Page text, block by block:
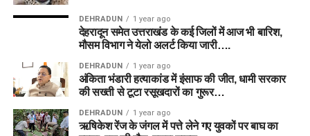
DEHRADUN 1 year ago
देहरादून समेत उत्तराखंड के कई जिलों में आज भी बारिश,
मौसम विभाग ने येलो अलर्ट किया जारी….
DEHRADUN 1 year ago
अंकिता भंडारी हत्याकांड में इंसाफ की जीत, धामी सरकार
की सख्ती से टूटा रसूखदारों का गुरूर…
DEHRADUN 1 year ago
ऋषिकेश रेंज के जंगल में पत्ते लेने गए युवकों पर बाघ का